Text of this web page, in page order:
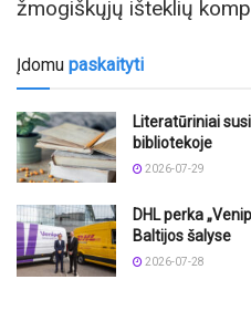
žmogiškųjų išteklių
Įdomu paskaityti
Literatūriniai
bibliotekoje
2026-07-29
DHL perka
Baltijos šalyse
2026-07-28